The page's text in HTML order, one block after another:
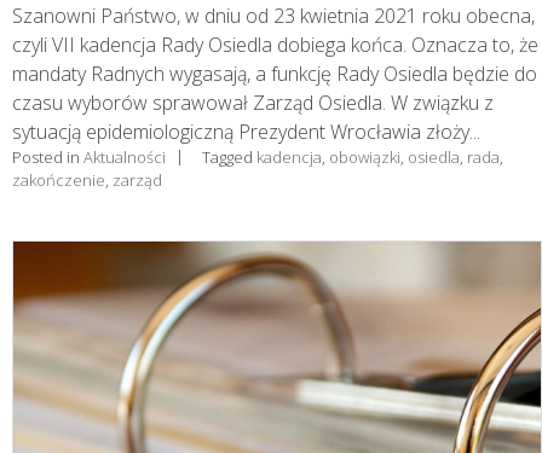
Szanowni Państwo, w dniu od 23 kwietnia 2021 roku obecna,
czyli VII kadencja Rady Osiedla dobiega końca. Oznacza to, że
mandaty Radnych wygasają, a funkcję Rady Osiedla będzie do
czasu wyborów sprawował Zarząd Osiedla. W związku z
sytuacją epidemiologiczną Prezydent Wrocławia złoży...
Posted in Aktualności Tagged kadencja obowiązki osiedla rada
zakończenie zarząd